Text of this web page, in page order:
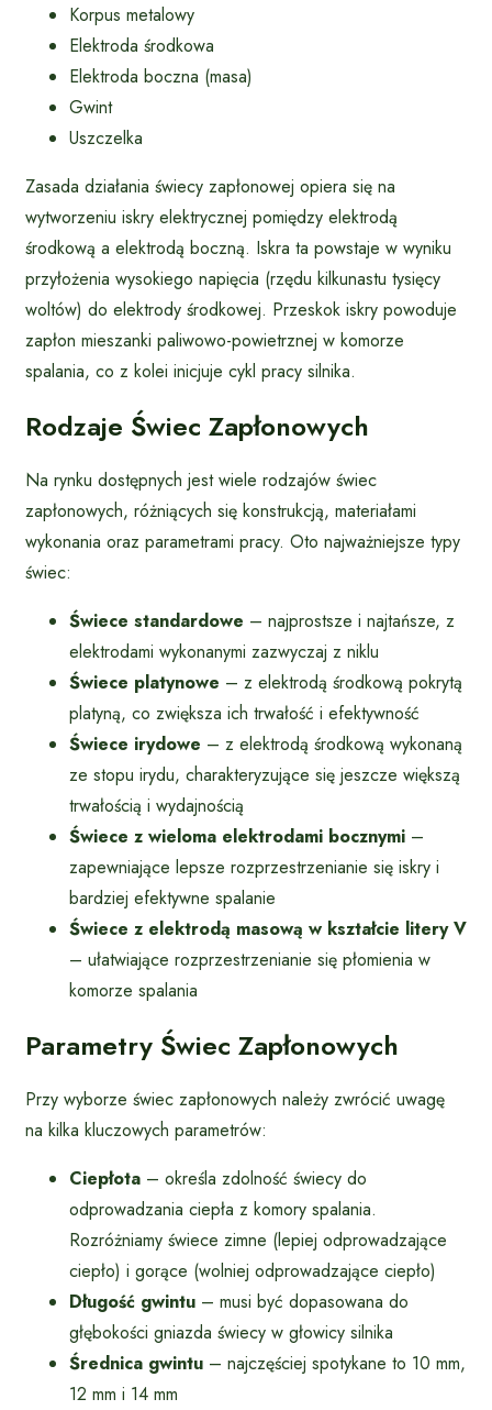
Korpus metalowy
Elektroda środkowa
Elektroda boczna (masa)
Gwint
Uszczelka
Zasada działania świecy zapłonowej opiera się na
wytworzeniu iskry elektrycznej pomiędzy elektrodą
środkową a elektrodą boczną. Iskra ta powstaje w wyniku
przyłożenia wysokiego napięcia (rzędu kilkunastu tysięcy
woltów) do elektrody środkowej. Przeskok iskry powoduje
zapłon mieszanki paliwowo-powietrznej w komorze
spalania, co z kolei inicjuje cykl pracy silnika.
Rodzaje Świec Zapłonowych
Na rynku dostępnych jest wiele rodzajów świec
zapłonowych, różniących się konstrukcją, materiałami
wykonania oraz parametrami pracy. Oto najważniejsze typy
świec:
Świece standardowe – najprostsze i najtańsze, z
elektrodami wykonanymi zazwyczaj z niklu
Świece platynowe – z elektrodą środkową pokrytą
platyną, co zwiększa ich trwałość i efektywność
Świece irydowe – z elektrodą środkową wykonaną
ze stopu irydu, charakteryzujące się jeszcze większą
trwałością i wydajnością
Świece z wieloma elektrodami bocznymi –
zapewniające lepsze rozprzestrzenianie się iskry i
bardziej efektywne spalanie
Świece z elektrodą masową w kształcie litery V
– ułatwiające rozprzestrzenianie się płomienia w
komorze spalania
Parametry Świec Zapłonowych
Przy wyborze świec zapłonowych należy zwrócić uwagę
na kilka kluczowych parametrów:
Ciepłota – określa zdolność świecy do
odprowadzania ciepła z komory spalania.
Rozróżniamy świece zimne (lepiej odprowadzające
ciepło) i gorące (wolniej odprowadzające ciepło)
Długość gwintu – musi być dopasowana do
głębokości gniazda świecy w głowicy silnika
Średnica gwintu – najczęściej spotykane to 10 mm,
12 mm i 14 mm